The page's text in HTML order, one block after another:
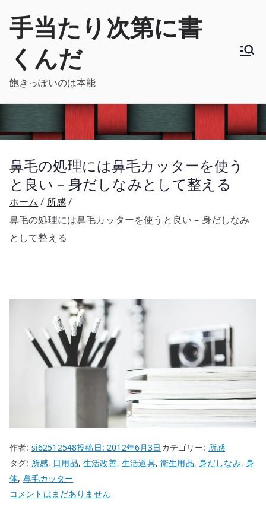
手当たり次第に書
くんだ
飽きっぽいのは本能
鼻毛の処理には鼻毛カッターを使う
と良い – 身だしなみとして整える
ホーム
所感
鼻毛の処理には鼻毛カッターを使うと良い – 身だしなみ
として整える
作者: si62512548投稿日:2012年6月3日 カテゴリー: 所感
タグ: 所感, 日用品,生活改善,生活道具,衛生用品,身だしなみ,身
体, 鼻毛カッター
鼻
コメントはまだありません